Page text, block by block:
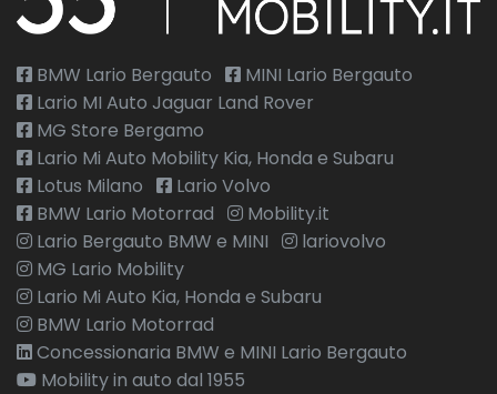
BMW Lario Bergauto
MINI Lario Bergauto
Lario MI Auto Jaguar Land Rover
MG Store Bergamo
Lario Mi Auto Mobility Kia, Honda e Subaru
Lotus Milano
Lario Volvo
BMW Lario Motorrad
Mobility.it
Lario Bergauto BMW e MINI
lariovolvo
MG Lario Mobility
Lario Mi Auto Kia, Honda e Subaru
BMW Lario Motorrad
Concessionaria BMW e MINI Lario Bergauto
Mobility in auto dal 1955